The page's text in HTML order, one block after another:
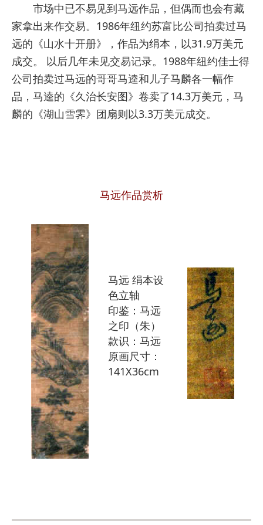
市场中已不易见到马远作品，但偶而也会有藏
家拿出来作交易。1986年纽约苏富比公司拍卖过马
远的《山水十开册》，作品为绢本，以31.9万美元
成交。 以后几年未见交易记录。1988年纽约佳士得
公司拍卖过马远的哥哥马逵和儿子马麟各一幅作
品，马逵的《久治长安图》卷卖了14.3万美元，马
麟的《湖山雪霁》团扇则以3.3万美元成交。
马远作品赏析
马远 绢本设
色立轴
印鉴：马远
之印（朱）
款识：马远
原画尺寸：
141X36cm